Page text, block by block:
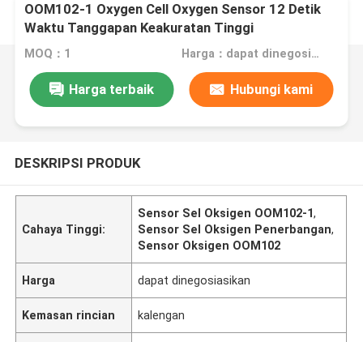
OOM102-1 Oxygen Cell Oxygen Sensor 12 Detik
Waktu Tanggapan Keakuratan Tinggi
MOQ：1 Harga：dapat dinegosiasikan
Harga terbaik Hubungi kami
DESKRIPSI PRODUK
Cahaya Tinggi:
Sensor Sel Oksigen OOM102-1,
Sensor Sel Oksigen Penerbangan,
Sensor Oksigen OOM102
Harga dapat dinegosiasikan
Kemasan rincian kalengan